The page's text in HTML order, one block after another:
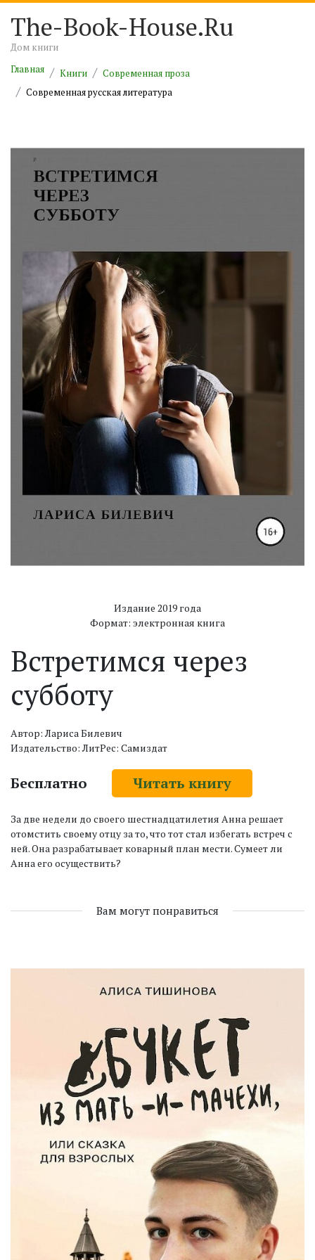
The-Book-House.Ru
Дом книги
Главная
Книги
Современная проза
Современная русская литература
Издание 2019 года
Формат: электронная книга
Встретимся через
субботу
Автор: Лариса Билевич
Издательство: ЛитРес: Самиздат
Бесплатно Читать книгу
За две недели до своего шестнадцатилетия Анна решает
отомстить своему отцу за то, что тот стал избегать встреч с
ней. Она разрабатывает коварный план мести. Сумеет ли
Анна его осуществить?
Вам могут понравиться